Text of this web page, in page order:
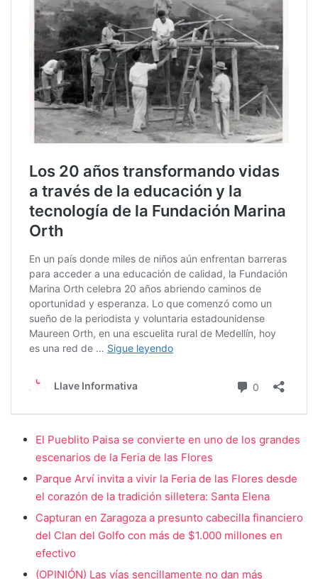
El Pueblito Paisa se convierte en uno de los grandes
escenarios de la Feria de las Flores
Parque Arví invita a vivir la Feria de las Flores desde
el corazón de la tradición silletera: Santa Elena
Capturan en Zaragoza a presunto cabecilla financiero
del Clan del Golfo con más de $1.000 millones en
efectivo
(OPINIÓN) Las vías sencillamente no dan más